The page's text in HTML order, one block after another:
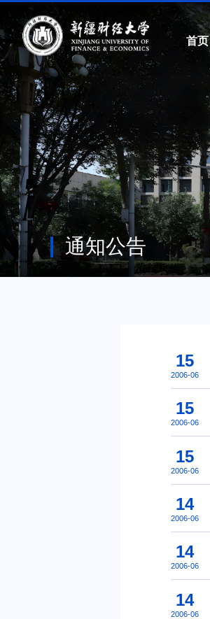
首页
通知公告
15
2006-06
15
2006-06
15
2006-06
14
2006-06
14
2006-06
14
2006-06